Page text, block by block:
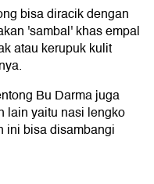
bisa diracik dengan
'sambal' khas empal
atau kerupuk kulit
Bu Darma juga
lain yaitu nasi lengko
ini bisa disambangi